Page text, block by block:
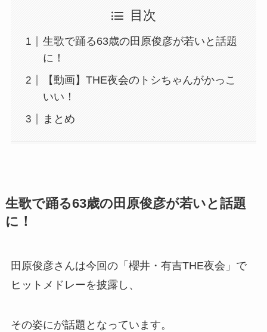
目次
生歌で踊る63歳の田原俊彦が若いと話題
に！
【動画】THE夜会のトシちゃんがかっこ
いい！
まとめ
生歌で踊る63歳の田原俊彦が若いと話題
に！
田原俊彦さんは今回の「櫻井・有吉THE夜会」で
ヒットメドレーを披露し、
その姿にが話題となっています。